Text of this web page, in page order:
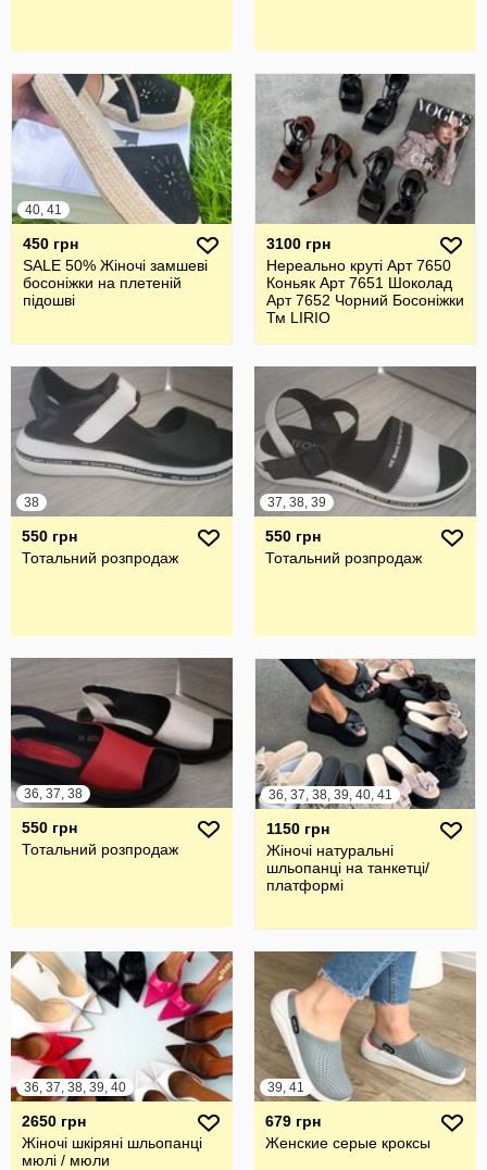
40, 41
450 грн
SALE 50% Жіночі замшеві
босоніжки на плетеній
підошві
3100 грн
Нереально круті Арт 7650
Коньяк Арт 7651 Шоколад
Арт 7652 Чорний Босоніжки
Тм LIRIO
38
550 грн
Тотальний розпродаж
37, 38, 39
550 грн
Тотальний розпродаж
36, 37, 38
550 грн
Тотальний розпродаж
36, 37, 38, 39, 40, 41
1150 грн
Жіночі натуральні
шльопанці на танкетці/
платформі
36, 37, 38, 39, 40
2650 грн
Жіночі шкіряні шльопанці
мюлі / мюли
39, 41
679 грн
Женские серые кроксы